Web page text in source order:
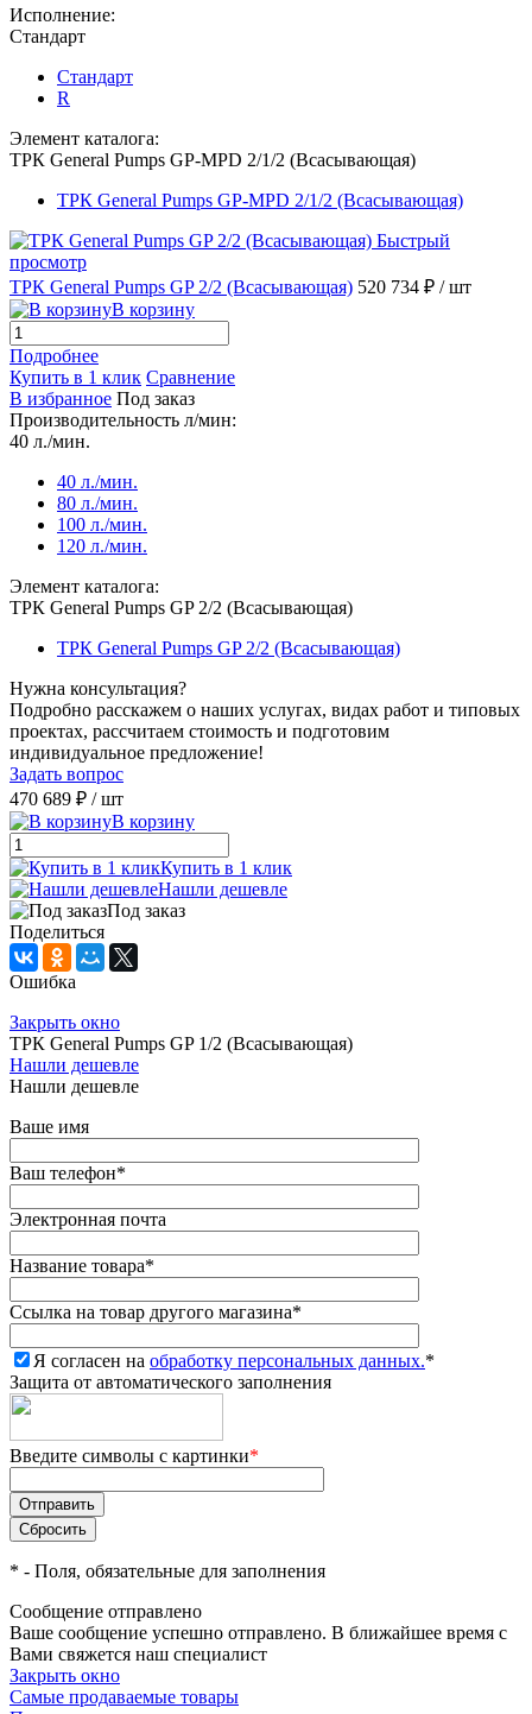
Исполнение:
Стандарт
Стандарт
R
Элемент каталога:
ТРК General Pumps GP-MPD 2/1/2 (Всасывающая)
ТРК General Pumps GP-MPD 2/1/2 (Всасывающая)
Быстрый
просмотр
ТРК General Pumps GP 2/2 (Всасывающая) 520 734 ₽ / шт
В корзину
Подробнее
Купить в 1 клик Сравнение
В избранное Под заказ
Производительность л/мин:
40 л./мин.
40 л./мин.
80 л./мин.
100 л./мин.
120 л./мин.
Элемент каталога:
ТРК General Pumps GP 2/2 (Всасывающая)
ТРК General Pumps GP 2/2 (Всасывающая)
Нужна консультация?
Подробно расскажем о наших услугах, видах работ и типовых
проектах, рассчитаем стоимость и подготовим
индивидуальное предложение!
Задать вопрос
470 689 ₽ / шт
В корзину
Купить в 1 клик
Нашли дешевле
Под заказ
Поделиться
Ошибка
Закрыть окно
ТРК General Pumps GP 1/2 (Всасывающая)
Нашли дешевле
Нашли дешевле
Ваше имя
Ваш телефон*
Электронная почта
Название товара*
Ссылка на товар другого магазина*
Я согласен на обработку персональных данных.*
Защита от автоматического заполнения
Введите символы с картинки*
* - Поля, обязательные для заполнения
Сообщение отправлено
Ваше сообщение успешно отправлено. В ближайшее время с
Вами свяжется наш специалист
Закрыть окно
Самые продаваемые товары